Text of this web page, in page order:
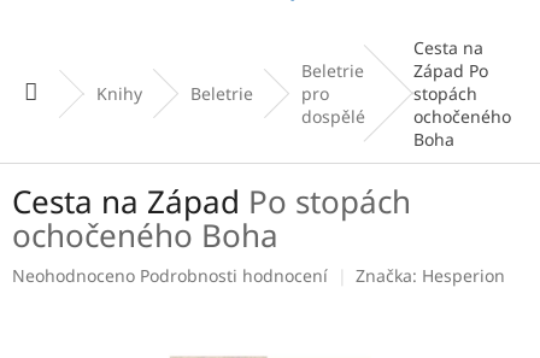
Domů Knihy Beletrie
Beletrie
pro
dospělé
Cesta na
Západ Po
stopách
ochočeného
Boha
Cesta na Západ Po stopách
ochočeného Boha
Průměrné
Neohodnoceno Podrobnosti hodnocení Značka: Hesperion